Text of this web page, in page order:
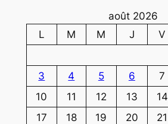
août 2026
L
M M J V
3
4 5 6 7
10
11 12 13 14
17
18 19 20 21